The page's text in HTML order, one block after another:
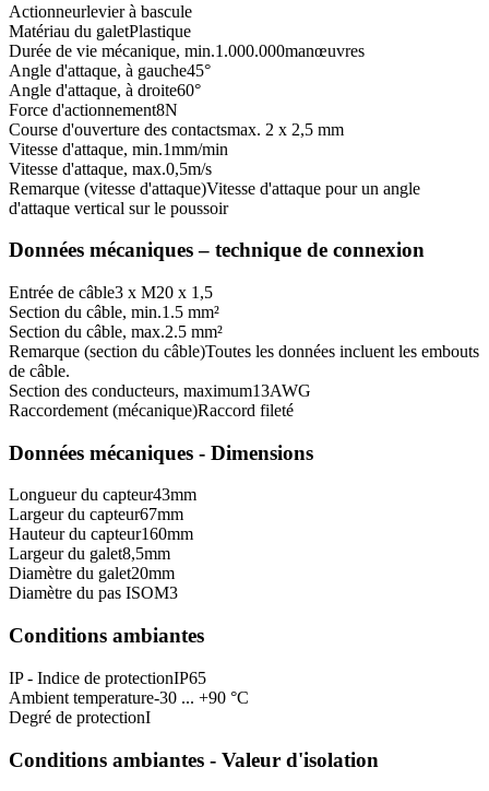
Actionneurlevier à bascule
Matériau du galetPlastique
Durée de vie mécanique, min.1.000.000manœuvres
Angle d'attaque, à gauche45°
Angle d'attaque, à droite60°
Force d'actionnement8N
Course d'ouverture des contactsmax. 2 x 2,5 mm
Vitesse d'attaque, min.1mm/min
Vitesse d'attaque, max.0,5m/s
Remarque (vitesse d'attaque)Vitesse d'attaque pour un angle
d'attaque vertical sur le poussoir
Données mécaniques – technique de connexion
Entrée de câble3 x M20 x 1,5
Section du câble, min.1.5 mm²
Section du câble, max.2.5 mm²
Remarque (section du câble)Toutes les données incluent les embouts
de câble.
Section des conducteurs, maximum13AWG
Raccordement (mécanique)Raccord fileté
Données mécaniques - Dimensions
Longueur du capteur43mm
Largeur du capteur67mm
Hauteur du capteur160mm
Largeur du galet8,5mm
Diamètre du galet20mm
Diamètre du pas ISOM3
Conditions ambiantes
IP - Indice de protectionIP65
Ambient temperature-30 ... +90 °C
Degré de protectionI
Conditions ambiantes - Valeur d'isolation